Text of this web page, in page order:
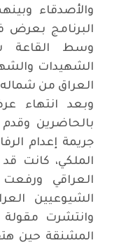
والأصدقاء
البرنامج بعرض
وسط القاعة
الشهيدات
العراق من
وبعد انتهاء
بالحاضرين
جريمة إعدام
الملكي، كانت
العراقي
الشيوعيين
وانتشرت مقولة
المشنقة حين